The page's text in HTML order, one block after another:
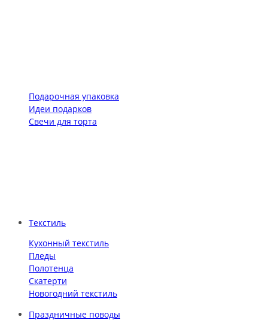
Подарочная упаковка
Идеи подарков
Свечи для торта
Текстиль
Кухонный текстиль
Пледы
Полотенца
Скатерти
Новогодний текстиль
Праздничные поводы